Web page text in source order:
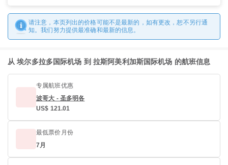
请注意，本页列出的价格可能不是最新的，如有更改，恕不另行通
知。我们努力提供最准确和最新的信息。
从 埃尔多拉多国际机场 到 拉斯阿美利加斯国际机场 的航班信息
专属航班优惠
波哥大 - 圣多明各
US$ 121.01
最低票价月份
7月